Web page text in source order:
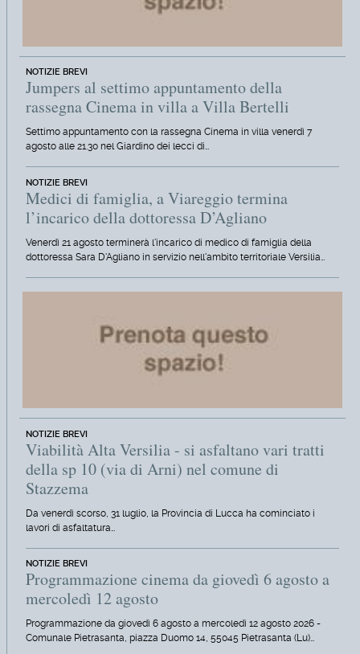
NOTIZIE BREVI
Jumpers al settimo appuntamento della
rassegna Cinema in villa a Villa Bertelli
Settimo appuntamento con la rassegna Cinema in villa venerdì 7
agosto alle 21.30 nel Giardino dei lecci di…
NOTIZIE BREVI
Medici di famiglia, a Viareggio termina
l’incarico della dottoressa D’Agliano
Venerdì 21 agosto terminerà l'incarico di medico di famiglia della
dottoressa Sara D'Agliano in servizio nell'ambito territoriale Versilia…
NOTIZIE BREVI
Viabilità Alta Versilia - si asfaltano vari tratti
della sp 10 (via di Arni) nel comune di
Stazzema
Da venerdì scorso, 31 luglio, la Provincia di Lucca ha cominciato i
lavori di asfaltatura…
NOTIZIE BREVI
Programmazione cinema da giovedì 6 agosto a
mercoledì 12 agosto
Programmazione da giovedì 6 agosto a mercoledì 12 agosto 2026 -
Comunale Pietrasanta, piazza Duomo 14, 55045 Pietrasanta (Lu)…